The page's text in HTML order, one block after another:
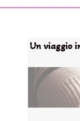
Un viaggio